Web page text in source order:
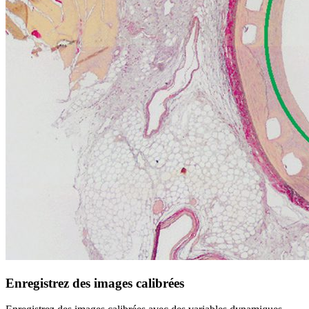
Enregistrez des images calibrées